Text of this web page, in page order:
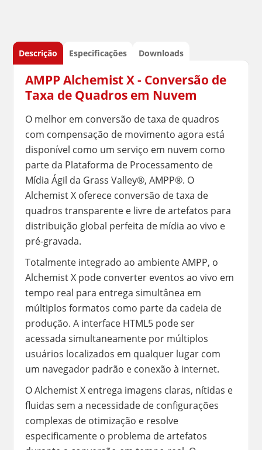
Descrição Especificações Downloads
AMPP Alchemist X - Conversão de
Taxa de Quadros em Nuvem
O melhor em conversão de taxa de quadros
com compensação de movimento agora está
disponível como um serviço em nuvem como
parte da Plataforma de Processamento de
Mídia Ágil da Grass Valley®, AMPP®. O
Alchemist X oferece conversão de taxa de
quadros transparente e livre de artefatos para
distribuição global perfeita de mídia ao vivo e
pré-gravada.
Totalmente integrado ao ambiente AMPP, o
Alchemist X pode converter eventos ao vivo em
tempo real para entrega simultânea em
múltiplos formatos como parte da cadeia de
produção. A interface HTML5 pode ser
acessada simultaneamente por múltiplos
usuários localizados em qualquer lugar com
um navegador padrão e conexão à internet.
O Alchemist X entrega imagens claras, nítidas e
fluidas sem a necessidade de configurações
complexas de otimização e resolve
especificamente o problema de artefatos